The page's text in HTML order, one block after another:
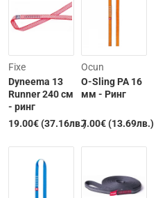
Изчерпана
Fixe
Dyneema 13
Runner 240 см
- ринг
19.00€ (37.16лв.)
Ocun
O-Sling PA 16
мм - Ринг
7.00€ (13.69лв.)